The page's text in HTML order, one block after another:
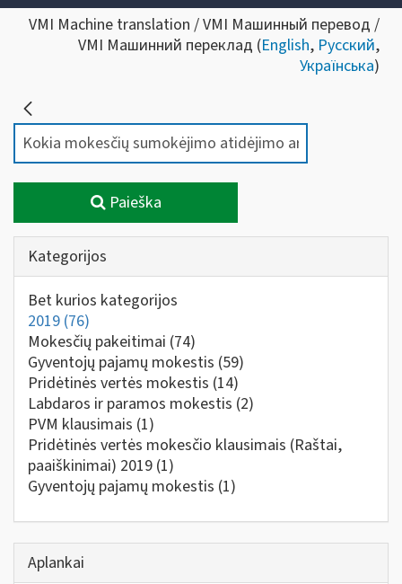
VMI Machine translation / VMI Машинный перевод /
VMI Машинний переклад (English, Русский,
Українська)
Paieška
Kategorijos
Bet kurios kategorijos
2019 (76)
Mokesčių pakeitimai (74)
Gyventojų pajamų mokestis (59)
Pridėtinės vertės mokestis (14)
Labdaros ir paramos mokestis (2)
PVM klausimais (1)
Pridėtinės vertės mokesčio klausimais (Raštai,
paaiškinimai) 2019 (1)
Gyventojų pajamų mokestis (1)
Aplankai